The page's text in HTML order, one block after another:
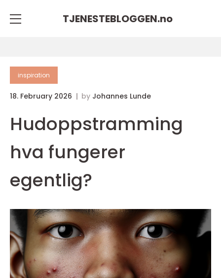
TJENESTEBLOGGEN.no
inspiration
18. February 2026 by Johannes Lunde
Hudoppstramming
hva fungerer
egentlig?